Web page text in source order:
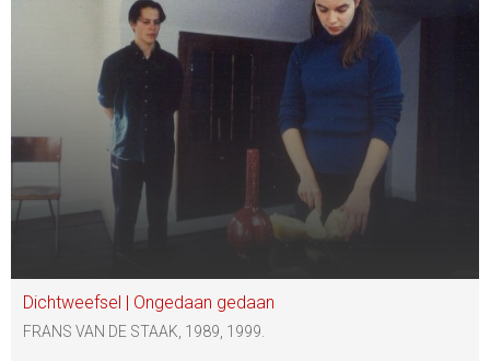
Dichtweefsel | Ongedaan gedaan
FRANS VAN DE STAAK, 1989, 1999.